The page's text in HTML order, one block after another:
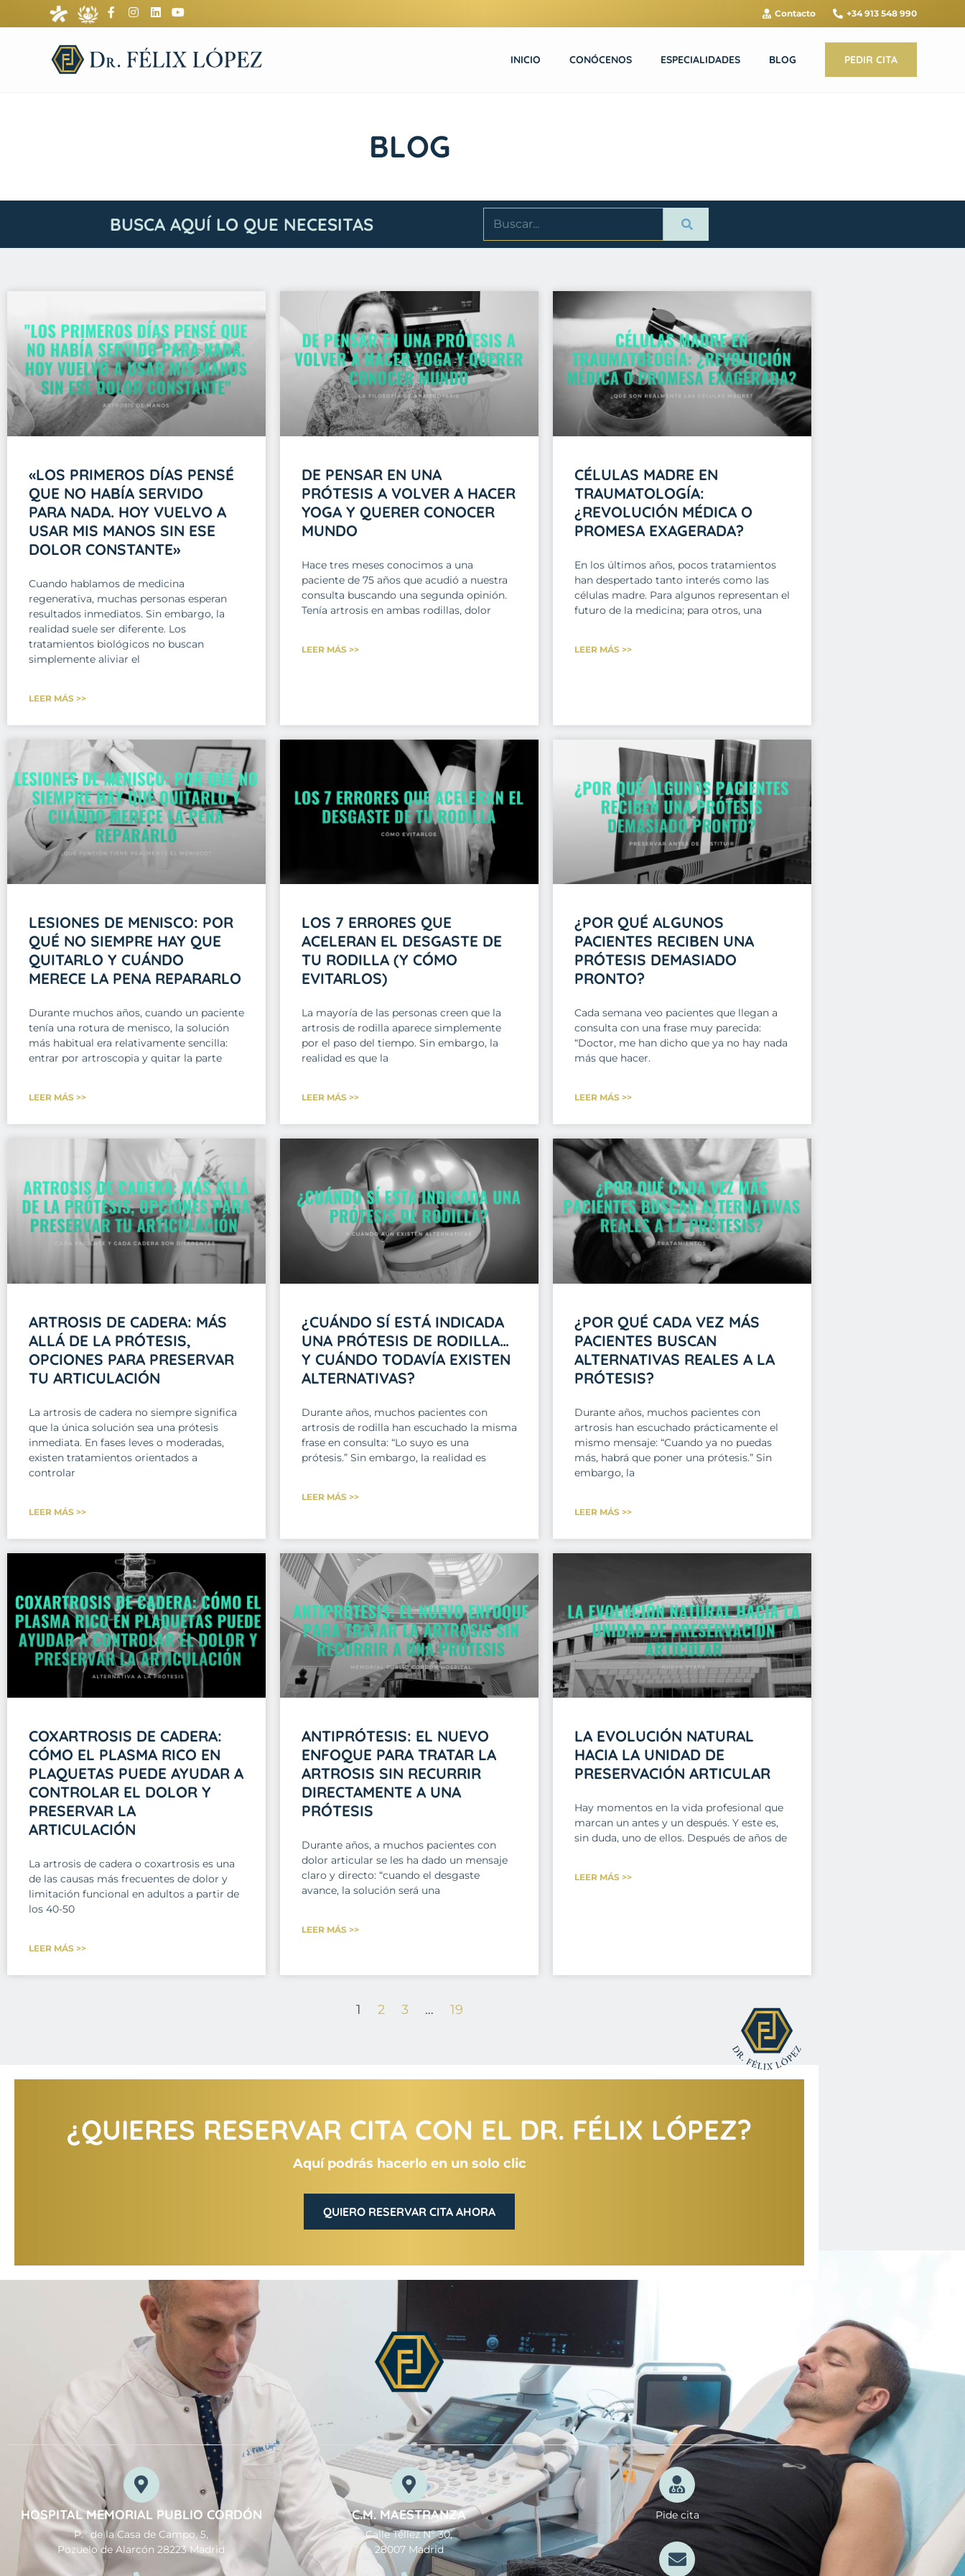
Contacto +34 913 548 990
INICIO CONÓCENOS ESPECIALIDADES BLOG PEDIR CITA
BLOG
BUSCA AQUÍ LO QUE NECESITAS
«LOS PRIMEROS DÍAS PENSÉ
QUE NO HABÍA SERVIDO
PARA NADA. HOY VUELVO A
USAR MIS MANOS SIN ESE
DOLOR CONSTANTE»
Cuando hablamos de medicina
regenerativa, muchas personas esperan
resultados inmediatos. Sin embargo, la
realidad suele ser diferente. Los
tratamientos biológicos no buscan
simplemente aliviar el
LEER MÁS >>
DE PENSAR EN UNA
PRÓTESIS A VOLVER A HACER
YOGA Y QUERER CONOCER
MUNDO
Hace tres meses conocimos a una
paciente de 75 años que acudió a nuestra
consulta buscando una segunda opinión.
Tenía artrosis en ambas rodillas, dolor
LEER MÁS >>
CÉLULAS MADRE EN
TRAUMATOLOGÍA:
¿REVOLUCIÓN MÉDICA O
PROMESA EXAGERADA?
En los últimos años, pocos tratamientos
han despertado tanto interés como las
células madre. Para algunos representan el
futuro de la medicina; para otros, una
LEER MÁS >>
LESIONES DE MENISCO: POR
QUÉ NO SIEMPRE HAY QUE
QUITARLO Y CUÁNDO
MERECE LA PENA REPARARLO
Durante muchos años, cuando un paciente
tenía una rotura de menisco, la solución
más habitual era relativamente sencilla:
entrar por artroscopia y quitar la parte
LEER MÁS >>
LOS 7 ERRORES QUE
ACELERAN EL DESGASTE DE
TU RODILLA (Y CÓMO
EVITARLOS)
La mayoría de las personas creen que la
artrosis de rodilla aparece simplemente
por el paso del tiempo. Sin embargo, la
realidad es que la
LEER MÁS >>
¿POR QUÉ ALGUNOS
PACIENTES RECIBEN UNA
PRÓTESIS DEMASIADO
PRONTO?
Cada semana veo pacientes que llegan a
consulta con una frase muy parecida:
“Doctor, me han dicho que ya no hay nada
más que hacer.
LEER MÁS >>
ARTROSIS DE CADERA: MÁS
ALLÁ DE LA PRÓTESIS,
OPCIONES PARA PRESERVAR
TU ARTICULACIÓN
La artrosis de cadera no siempre significa
que la única solución sea una prótesis
inmediata. En fases leves o moderadas,
existen tratamientos orientados a
controlar
LEER MÁS >>
¿CUÁNDO SÍ ESTÁ INDICADA
UNA PRÓTESIS DE RODILLA…
Y CUÁNDO TODAVÍA EXISTEN
ALTERNATIVAS?
Durante años, muchos pacientes con
artrosis de rodilla han escuchado la misma
frase en consulta: “Lo suyo es una
prótesis.” Sin embargo, la realidad es
LEER MÁS >>
¿POR QUÉ CADA VEZ MÁS
PACIENTES BUSCAN
ALTERNATIVAS REALES A LA
PRÓTESIS?
Durante años, muchos pacientes con
artrosis han escuchado prácticamente el
mismo mensaje: “Cuando ya no puedas
más, habrá que poner una prótesis.” Sin
embargo, la
LEER MÁS >>
COXARTROSIS DE CADERA:
CÓMO EL PLASMA RICO EN
PLAQUETAS PUEDE AYUDAR A
CONTROLAR EL DOLOR Y
PRESERVAR LA
ARTICULACIÓN
La artrosis de cadera o coxartrosis es una
de las causas más frecuentes de dolor y
limitación funcional en adultos a partir de
los 40-50
LEER MÁS >>
ANTIPRÓTESIS: EL NUEVO
ENFOQUE PARA TRATAR LA
ARTROSIS SIN RECURRIR
DIRECTAMENTE A UNA
PRÓTESIS
Durante años, a muchos pacientes con
dolor articular se les ha dado un mensaje
claro y directo: “cuando el desgaste
avance, la solución será una
LEER MÁS >>
LA EVOLUCIÓN NATURAL
HACIA LA UNIDAD DE
PRESERVACIÓN ARTICULAR
Hay momentos en la vida profesional que
marcan un antes y un después. Y este es,
sin duda, uno de ellos. Después de años de
LEER MÁS >>
1 2 3 … 19
¿QUIERES RESERVAR CITA CON EL DR. FÉLIX LÓPEZ?
Aquí podrás hacerlo en un solo clic
QUIERO RESERVAR CITA AHORA
HOSPITAL MEMORIAL PUBLIO CORDÓN
P.º de la Casa de Campo, 5,
Pozuelo de Alarcón 28223 Madrid
C.M. MAESTRANZA
Calle Téllez Nº 30,
28007 Madrid
Pide cita